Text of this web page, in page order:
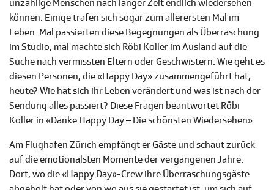
unzählige Menschen nach langer Zeit endlich wiedersehen
können. Einige trafen sich sogar zum allerersten Mal im
Leben. Mal passierten diese Begegnungen als Überraschung
im Studio, mal machte sich Röbi Koller im Ausland auf die
Suche nach vermissten Eltern oder Geschwistern. Wie geht es
diesen Personen, die «Happy Day» zusammengeführt hat,
heute? Wie hat sich ihr Leben verändert und was ist nach der
Sendung alles passiert? Diese Fragen beantwortet Röbi
Koller in «Danke Happy Day – Die schönsten Wiedersehen».
Am Flughafen Zürich empfängt er Gäste und schaut zurück
auf die emotionalsten Momente der vergangenen Jahre.
Dort, wo die «Happy Day»-Crew ihre Überraschungsgäste